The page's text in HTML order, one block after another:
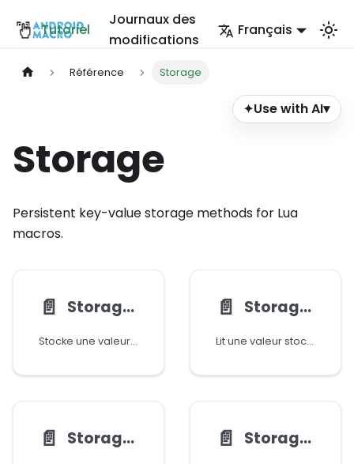
Tutoriel
Journaux des
modifications
Français
Référence Storage
✦Use with AI▾
Storage
Persistent key-value storage methods for Lua
macros.
📄️ Storage:write()
Stocke une valeur en utilisant une clé de chaîne.
📄️ Storage:read()
Lit une valeur stockée par sa clé.
📄️ Storage:append() 📄️ Storage:delete()